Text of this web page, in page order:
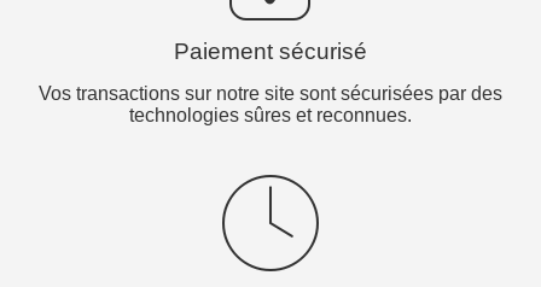
Paiement sécurisé
Vos transactions sur notre site sont sécurisées par des
technologies sûres et reconnues.